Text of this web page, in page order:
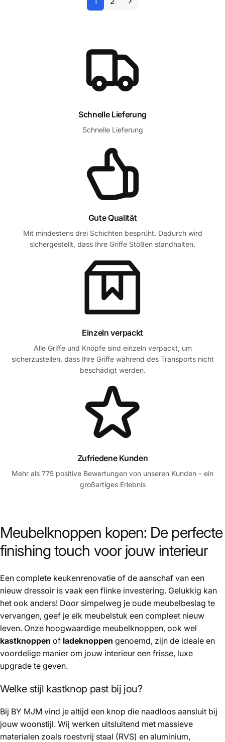
Schnelle Lieferung
Schnelle Lieferung
Gute Qualität
Mit mindestens drei Schichten besprüht. Dadurch wird
sichergestellt, dass Ihre Griffe Stößen standhalten.
Einzeln verpackt
Alle Griffe und Knöpfe sind einzeln verpackt, um
sicherzustellen, dass Ihre Griffe während des Transports nicht
beschädigt werden.
Zufriedene Kunden
Mehr als 775 positive Bewertungen von unseren Kunden – ein
großartiges Erlebnis
Meubelknoppen kopen: De perfecte
finishing touch voor jouw interieur
Een complete keukenrenovatie of de aanschaf van een
nieuw dressoir is vaak een flinke investering. Gelukkig kan
het ook anders! Door simpelweg je oude meubelbeslag te
vervangen, geef je elk meubelstuk een compleet nieuw
leven. Onze hoogwaardige meubelknoppen, ook wel
kastknoppen of ladeknoppen genoemd, zijn de ideale en
voordelige manier om jouw interieur een frisse, luxe
upgrade te geven.
Welke stijl kastknop past bij jou?
Bij BY MJM vind je altijd een knop die naadloos aansluit bij
jouw woonstijl. Wij werken uitsluitend met massieve
materialen zoals roestvrij staal (RVS) en aluminium,